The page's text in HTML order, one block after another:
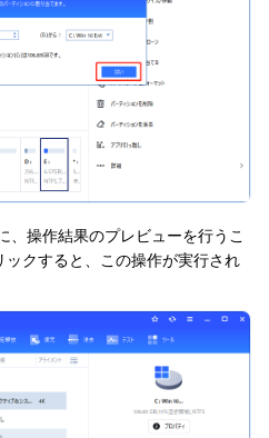
、操作結果のプレビューを行うこ
クすると、この操作が実行され